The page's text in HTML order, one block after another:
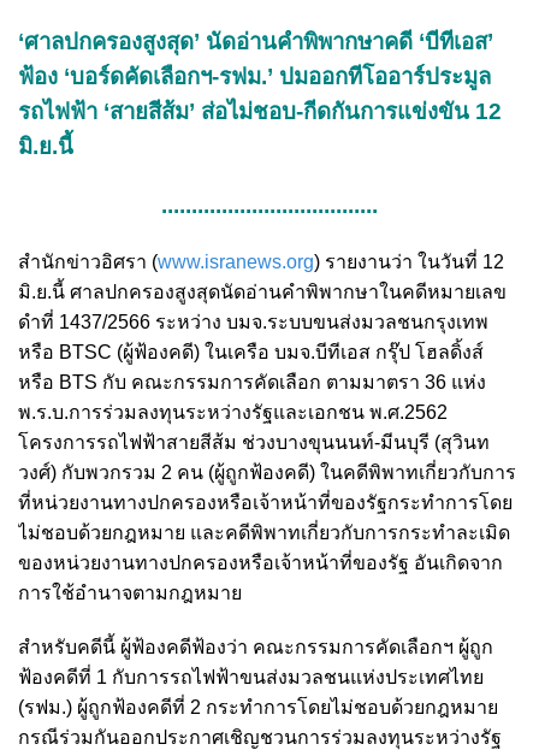
‘ศาลปกครองสูงสุด’ นัดอ่านคำพิพากษาคดี ‘บีทีเอส’
ฟ้อง ‘บอร์ดคัดเลือกฯ-รฟม.’ ปมออกทีโออาร์ประมูล
รถไฟฟ้า ‘สายสีส้ม’ ส่อไม่ชอบ-กีดกันการแข่งขัน 12
มิ.ย.นี้
....................................
สำนักข่าวอิศรา (www.isranews.org) รายงานว่า ในวันที่ 12
มิ.ย.นี้ ศาลปกครองสูงสุดนัดอ่านคำพิพากษาในคดีหมายเลข
ดำที่ 1437/2566 ระหว่าง บมจ.ระบบขนส่งมวลชนกรุงเทพ
หรือ BTSC (ผู้ฟ้องคดี) ในเครือ บมจ.บีทีเอส กรุ๊ป โฮลดิ้งส์
หรือ BTS กับ คณะกรรมการคัดเลือก ตามมาตรา 36 แห่ง
พ.ร.บ.การร่วมลงทุนระหว่างรัฐและเอกชน พ.ศ.2562
โครงการรถไฟฟ้าสายสีส้ม ช่วงบางขุนนนท์-มีนบุรี (สุวินท
วงศ์) กับพวกรวม 2 คน (ผู้ถูกฟ้องคดี) ในคดีพิพาทเกี่ยวกับการ
ที่หน่วยงานทางปกครองหรือเจ้าหน้าที่ของรัฐกระทำการโดย
ไม่ชอบด้วยกฎหมาย และคดีพิพาทเกี่ยวกับการกระทำละเมิด
ของหน่วยงานทางปกครองหรือเจ้าหน้าที่ของรัฐ อันเกิดจาก
การใช้อำนาจตามกฎหมาย
สำหรับคดีนี้ ผู้ฟ้องคดีฟ้องว่า คณะกรรมการคัดเลือกฯ ผู้ถูก
ฟ้องคดีที่ 1 กับการรถไฟฟ้าขนส่งมวลชนแห่งประเทศไทย
(รฟม.) ผู้ถูกฟ้องคดีที่ 2 กระทำการโดยไม่ชอบด้วยกฎหมาย
กรณีร่วมกันออกประกาศเชิญชวนการร่วมลงทุนระหว่างรัฐ